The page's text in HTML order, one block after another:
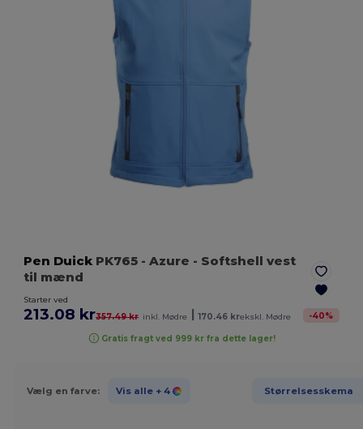
Pen Duick PK765 - Azure - Softshell vest
til mænd
Starter ved
213.08 kr357.49 kr inkl. Mødre 170.46 krekskl. Mødre -40%
Gratis fragt ved 999 kr fra dette lager!
Vælg en farve: Vis alle + 4 Størrelsesskema